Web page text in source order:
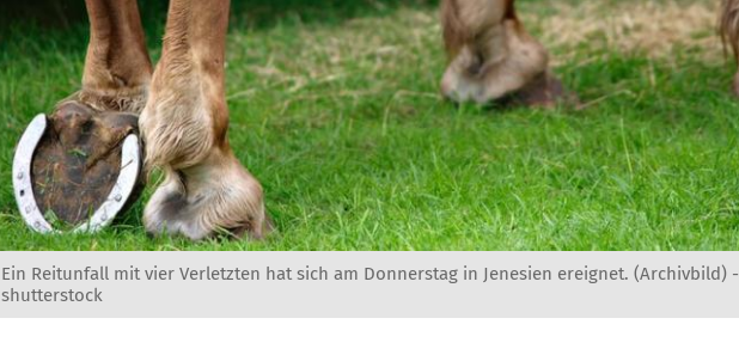
Ein Reitunfall mit vier Verletzten hat sich am Donnerstag in Jenesien ereignet. (Archivbild) -
shutterstock